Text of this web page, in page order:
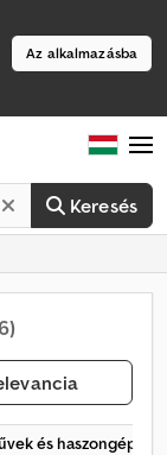
Az alkalmazásba
Keresés
és